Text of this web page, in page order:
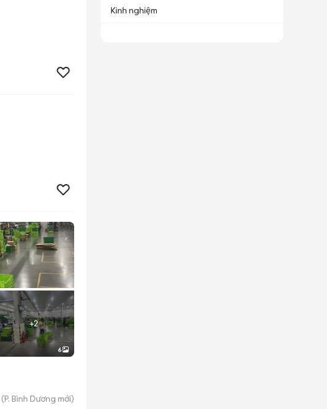
+2
6
(P. Bình Dương mới)
Kinh nghiệm